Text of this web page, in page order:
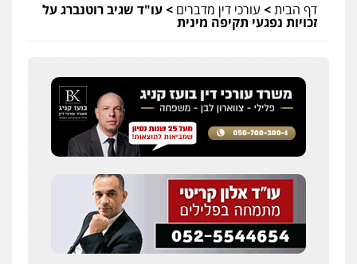
דף הבית> עורכי דין מדברים >עו"ד שגיב רוטנברג על
זכויות נפגעי תקיפה מינית